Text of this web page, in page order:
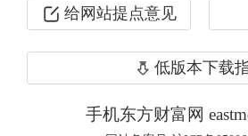
他建议，应成立中国独
个类似于行业协会的自
面确立独立董事的职
准、评价制度等，建立
给网站提点意见
低版本下载
手机东方财富网